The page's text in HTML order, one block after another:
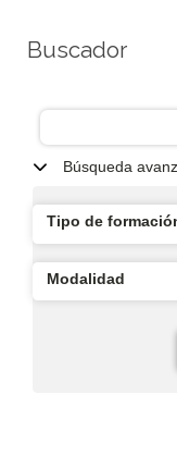
Buscador
Búsqueda
Tipo de
Modalidad